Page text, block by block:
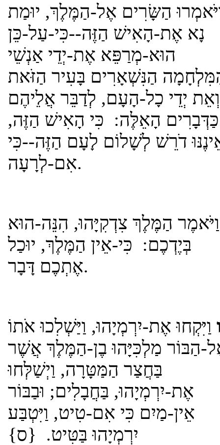
הַשָּׂרִים אֶל-הַמֶּלֶךְ, יוּמַת
נָא אֶת-הָאִישׁ הַזֶּה--כִּי-עַל-כֵּן
הוּא-מְרַפֵּא אֶת-יְדֵי אַנְשֵׁי
הַנִּשְׁאָרִים בָּעִיר הַזֹּאת
וְאֵת יְדֵי כָל-הָעָם, לְדַבֵּר אֲלֵיהֶם
כַּדְּבָרִים הָאֵלֶּה: כִּי הָאִישׁ הַזֶּה,
דֹרֵשׁ לְשָׁלוֹם לָעָם הַזֶּה--כִּי
אִם-לְרָעָה.
הַמֶּלֶךְ צִדְקִיָּהוּ, הִנֵּה-הוּא
בְּיֶדְכֶם: כִּי-אֵין הַמֶּלֶךְ, יוּכַל
אֶתְכֶם דָּבָר.
וַיִּקְחוּ אֶת-יִרְמְיָהוּ, וַיַּשְׁלִכוּ אֹתוֹ
הַבּוֹר מַלְכִּיָּהוּ בֶן-הַמֶּלֶךְ אֲשֶׁר
בַּחֲצַר הַמַּטָּרָה, וַיְשַׁלְּחוּ
אֶת-יִרְמְיָהוּ, בַּחֲבָלִים; וּבַבּוֹר
אֵין-מַיִם כִּי אִם-טִיט, וַיִּטְבַּע
יִרְמְיָהוּ בַּטִּיט. {ס}